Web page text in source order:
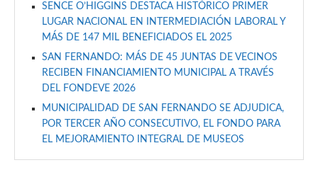
SENCE O’HIGGINS DESTACA HISTÓRICO PRIMER
LUGAR NACIONAL EN INTERMEDIACIÓN LABORAL Y
MÁS DE 147 MIL BENEFICIADOS EL 2025
SAN FERNANDO: MÁS DE 45 JUNTAS DE VECINOS
RECIBEN FINANCIAMIENTO MUNICIPAL A TRAVÉS
DEL FONDEVE 2026
MUNICIPALIDAD DE SAN FERNANDO SE ADJUDICA,
POR TERCER AÑO CONSECUTIVO, EL FONDO PARA
EL MEJORAMIENTO INTEGRAL DE MUSEOS